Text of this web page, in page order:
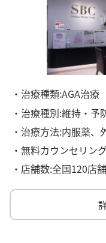
・治療種類:AGA治療
・治療種別:維持・予
・治療方法:内服薬、
・無料カウンセリン
・店舗数:全国120店舗